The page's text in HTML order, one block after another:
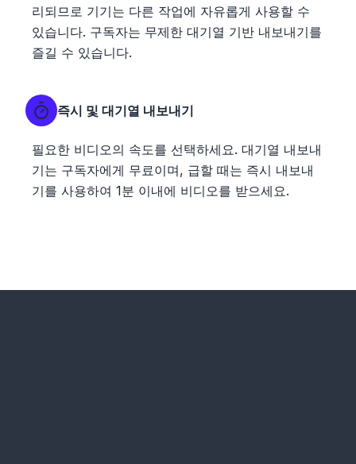
리되므로 기기는 다른 작업에 자유롭게 사용할 수
있습니다. 구독자는 무제한 대기열 기반 내보내기를
즐길 수 있습니다.
즉시 및 대기열 내보내기
필요한 비디오의 속도를 선택하세요. 대기열 내보내
기는 구독자에게 무료이며, 급할 때는 즉시 내보내
기를 사용하여 1분 이내에 비디오를 받으세요.